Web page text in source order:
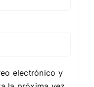
electrónico y